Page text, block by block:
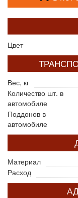
Цвет
Вес, кг
Количество шт. в
автомобиле
Поддонов в
автомобиле
Материал
Расход